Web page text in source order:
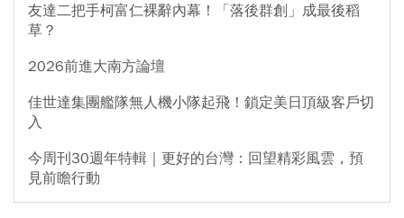
友達二把手柯富仁裸辭內幕！「落後群創」成最後稻
草？
2026前進大南方論壇
佳世達集團艦隊無人機小隊起飛！鎖定美日頂級客戶切
入
今周刊30週年特輯｜更好的台灣：回望精彩風雲，預
見前瞻行動